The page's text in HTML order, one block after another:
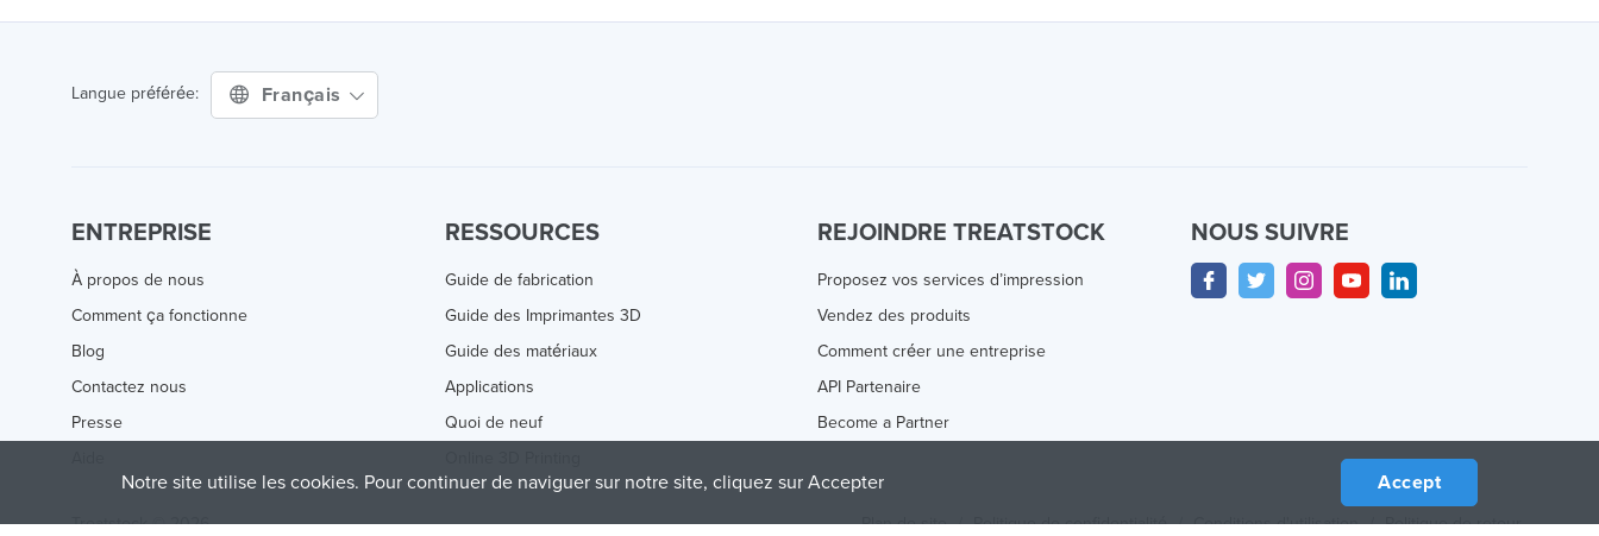
Langue préférée: Français
ENTREPRISE
À propos de nous
Comment ça fonctionne
Blog
Contactez nous
Presse
RESSOURCES
Guide de fabrication
Guide des Imprimantes 3D
Guide des matériaux
Applications
Quoi de neuf
REJOINDRE TREATSTOCK
Proposez vos services d’impression
Vendez des produits
Comment créer une entreprise
API Partenaire
Become a Partner
NOUS SUIVRE
Treatstock © 2026 Plan de site / Politique de confidentialité / Conditions d'utilisation / Politique de retour
Notre site utilise les cookies. Pour continuer de naviguer sur notre site, cliquez sur Accepter Accept